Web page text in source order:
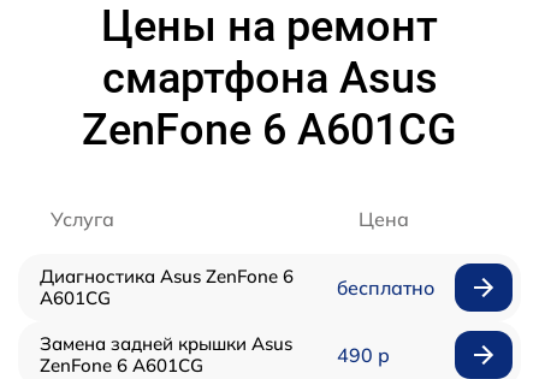
Цены на ремонт
смартфона Asus
ZenFone 6 A601CG
Услуга Цена
Диагностика Asus ZenFone 6
A601CG
бесплатно
Замена задней крышки Asus
ZenFone 6 A601CG
490 р